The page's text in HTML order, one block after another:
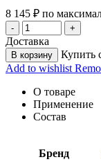
8 145 ₽ по
Доставка
В корзину
Купить
Add to wishlist
О товаре
Применение
Состав
Бренд